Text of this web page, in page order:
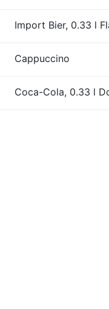
Import Bier, 0.33 l
Cappuccino
Coca-Cola, 0.33 l